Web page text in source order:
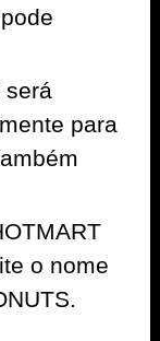
será
para
o nome